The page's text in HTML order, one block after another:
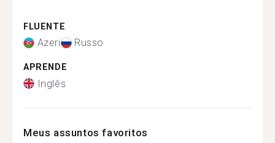
FLUENTE
Azeri Russo
APRENDE
Inglês
Meus assuntos favoritos